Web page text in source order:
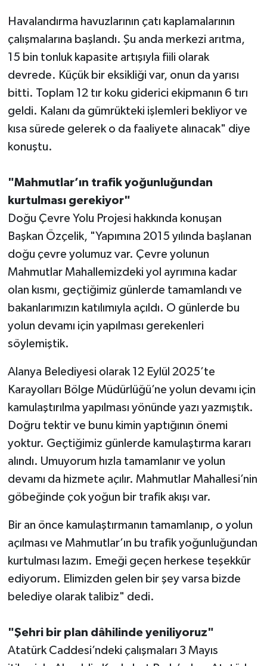
Havalandırma havuzlarının çatı kaplamalarının
çalışmalarına başlandı. Şu anda merkezi arıtma,
15 bin tonluk kapasite artışıyla fiili olarak
devrede. Küçük bir eksikliği var, onun da yarısı
bitti. Toplam 12 tır koku giderici ekipmanın 6 tırı
geldi. Kalanı da gümrükteki işlemleri bekliyor ve
kısa sürede gelerek o da faaliyete alınacak" diye
konuştu.
"Mahmutlar’ın trafik yoğunluğundan
kurtulması gerekiyor"
Doğu Çevre Yolu Projesi hakkında konuşan
Başkan Özçelik, "Yapımına 2015 yılında başlanan
doğu çevre yolumuz var. Çevre yolunun
Mahmutlar Mahallemizdeki yol ayrımına kadar
olan kısmı, geçtiğimiz günlerde tamamlandı ve
bakanlarımızın katılımıyla açıldı. O günlerde bu
yolun devamı için yapılması gerekenleri
söylemiştik.
Alanya Belediyesi olarak 12 Eylül 2025’te
Karayolları Bölge Müdürlüğü’ne yolun devamı için
kamulaştırılma yapılması yönünde yazı yazmıştık.
Doğru tektir ve bunu kimin yaptığının önemi
yoktur. Geçtiğimiz günlerde kamulaştırma kararı
alındı. Umuyorum hızla tamamlanır ve yolun
devamı da hizmete açılır. Mahmutlar Mahallesi’nin
göbeğinde çok yoğun bir trafik akışı var.
Bir an önce kamulaştırmanın tamamlanıp, o yolun
açılması ve Mahmutlar’ın bu trafik yoğunluğundan
kurtulması lazım. Emeği geçen herkese teşekkür
ediyorum. Elimizden gelen bir şey varsa bizde
belediye olarak talibiz" dedi.
"Şehri bir plan dâhilinde yeniliyoruz"
Atatürk Caddesi’ndeki çalışmaları 3 Mayıs